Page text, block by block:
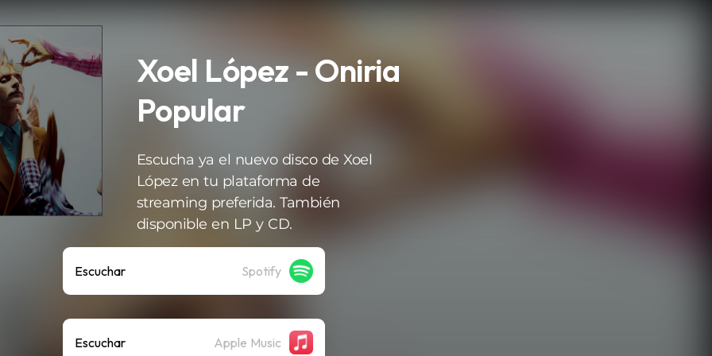
Xoel López - Oniria
Popular
Escucha ya el nuevo disco de Xoel
López en tu plataforma de
streaming preferida. También
disponible en LP y CD.
Escuchar Spotify
Escuchar Apple Music